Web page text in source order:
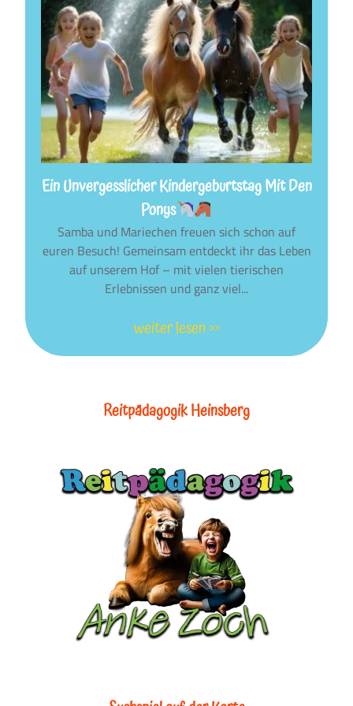
Ein Unvergesslicher Kindergeburtstag Mit Den
Ponys
Samba und Mariechen freuen sich schon auf
euren Besuch! Gemeinsam entdeckt ihr das Leben
auf unserem Hof – mit vielen tierischen
Erlebnissen und ganz viel...
weiter lesen >>
Reitpädagogik Heinsberg